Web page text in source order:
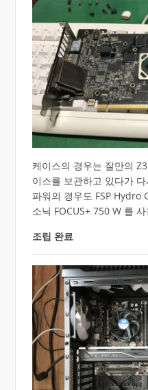
케이스의 경우는 잘만의
이스를 보관하고 있다가
파워의 경우도 FSP Hydro
소닉 FOCUS+ 750 W 를
조립 완료